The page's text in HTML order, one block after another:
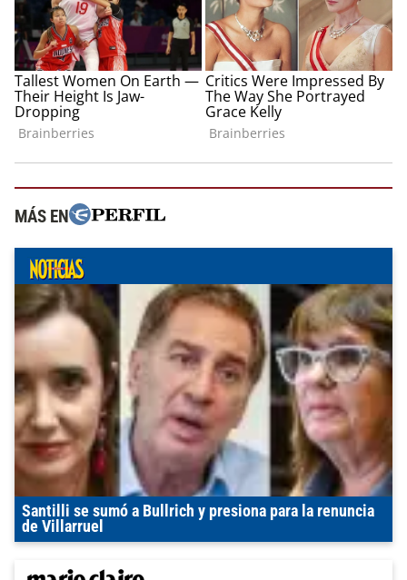
MÁS EN
Santilli se sumó a Bullrich y presiona para la renuncia
de Villarruel